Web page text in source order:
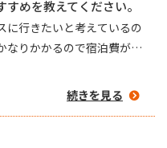
めを教えてください。
に行きたいと考えているの
なりかかるので宿泊費が安
続きを見る